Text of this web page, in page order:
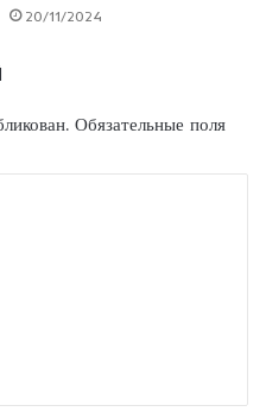
20/11/2024
Обязательные поля